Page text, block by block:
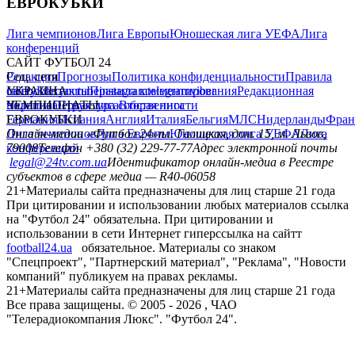
Лига чемпионовЛига ЕвропыЮношеская лига УЕФАЛига
конференций
САЙТ ФУТБОЛ 24
РедакцияПрогнозыПолитика конфиденциальностиПравила
сайтуКонтактыПравила комментированияРедакционная
политикаСтруктура собственности
Соц. сети
facebookxyoutubeinstagramtelegramviber
УКРАИНА
УкраинаПервая лигаВторая лига
ЧЕМПИОНАТЫ
ГерманияИспанияАнглияИталияБельгияМЛСНидерланды
ЕВРОКУБКИ
Лига чемпионовЛига ЕвропыЮношеская лига УЕФАЛига
конференций
Онлайн-медиа «Футбол 24»пл. Галицкая, дом. 15, м. Львов,
79008Телефон +380 (32) 229-77-77Адрес электронной почты
legal@24tv.com.uaИдентификатор онлайн-медиа в Реестре
субъектов в сфере медиа — R40-06058
21+Материалы сайта предназначены для лиц старше 21 года
При цитировании и использовании любых материалов ссылка
на "Футбол 24" обязательна. При цитировании и
использовании в сети Интернет гиперссылка на сайтт
football24.ua
обязательное. Материалы со знаком
"Спецпроект", "Партнерский материал", "Реклама", "Новости
компаний" публикуем на правах рекламы.
21+Материалы сайта предназначены для лиц старше 21 года
Все права защищены. © 2005 - 2026 , ЧАО
"Телерадиокомпания Люкс". "Футбол 24".